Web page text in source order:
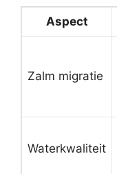
Aspect
Zalm migratie
Waterkwaliteit